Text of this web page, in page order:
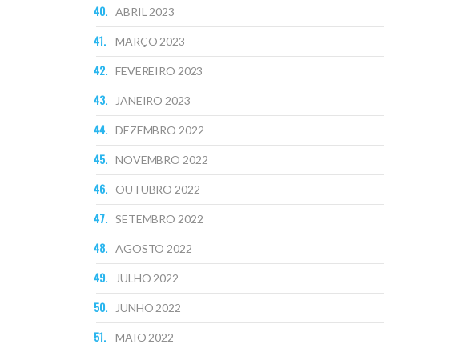
ABRIL 2023
MARÇO 2023
FEVEREIRO 2023
JANEIRO 2023
DEZEMBRO 2022
NOVEMBRO 2022
OUTUBRO 2022
SETEMBRO 2022
AGOSTO 2022
JULHO 2022
JUNHO 2022
MAIO 2022